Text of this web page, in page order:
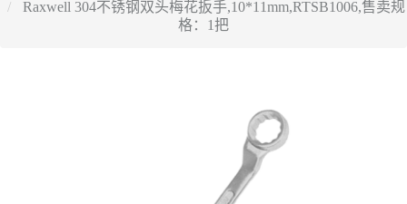
Raxwell 304不锈钢双头梅花扳手,10*11mm,RTSB1006,售卖规
格：1把